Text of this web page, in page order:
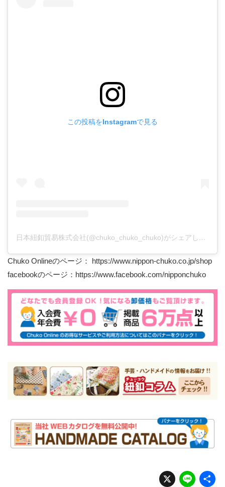
この投稿をInstagramで見る
日本紐釦貿易株式会社(@chuko_chuko_chuko)がシェアした投稿
Chuko Onlineのページ： https://www.nippon-chuko.co.jp/shop
facebookのページ： https://www.facebook.com/nipponchuko
X Li